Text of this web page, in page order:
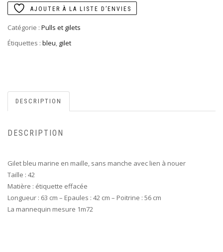
AJOUTER À LA LISTE D’ENVIES
Catégorie : Pulls et gilets
Étiquettes : bleu, gilet
DESCRIPTION
DESCRIPTION
Gilet bleu marine en maille, sans manche avec lien à nouer
Taille : 42
Matière : étiquette effacée
Longueur : 63 cm – Epaules : 42 cm – Poitrine : 56 cm
La mannequin mesure 1m72